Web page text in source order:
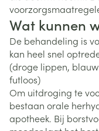
Wat kunnen
De behandeling is
kan heel snel
(droge lippen,
futloos)
Om uitdroging te
bestaan orale
apotheek. Bij